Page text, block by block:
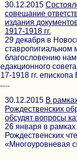
30.12.2015
совещание
издания
1917-1918 гг.
29 декабря в
ставропигиальном
благословению
1918 гг. епископа
30.12.2015 В
Рождественских
обсудят вопросы
26 января в
Рождественских
«Многоуровневая